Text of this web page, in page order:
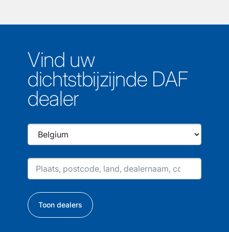
Vind uw
dichtstbijzijnde DAF
dealer
Toon dealers